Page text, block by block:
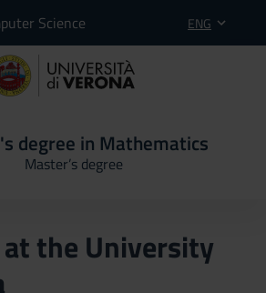
Science ENG
degree in Mathematics
Master’s degree
the University